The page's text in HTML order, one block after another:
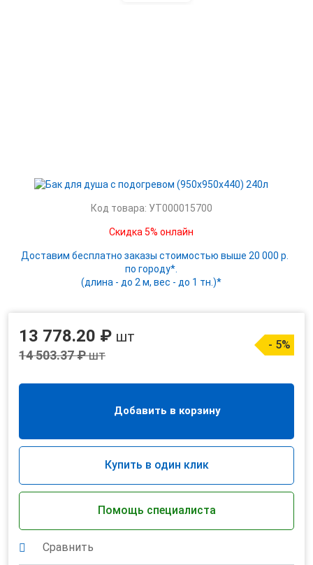
Код товара: УТ000015700
Скидка 5% онлайн
Доставим бесплатно заказы стоимостью выше 20 000 р.
по городу*.
(длина - до 2 м, вес - до 1 тн.)*
13 778.20 ₽ шт
14 503.37 ₽шт
- 5%
Добавить в корзину
Купить в один клик
Помощь специалиста
Сравнить